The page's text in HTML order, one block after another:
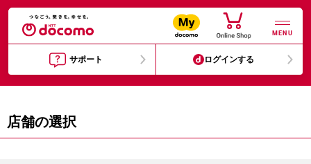
MENU
サポート ログインする
店舗の選択